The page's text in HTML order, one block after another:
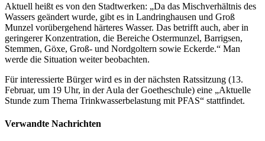
Aktuell heißt es von den Stadtwerken: „Da das Mischverhältnis des
Wassers geändert wurde, gibt es in Landringhausen und Groß
Munzel vorübergehend härteres Wasser. Das betrifft auch, aber in
geringerer Konzentration, die Bereiche Ostermunzel, Barrigsen,
Stemmen, Göxe, Groß- und Nordgoltern sowie Eckerde.“ Man
werde die Situation weiter beobachten.
Für interessierte Bürger wird es in der nächsten Ratssitzung (13.
Februar, um 19 Uhr, in der Aula der Goetheschule) eine „Aktuelle
Stunde zum Thema Trinkwasserbelastung mit PFAS“ stattfindet.
Verwandte Nachrichten